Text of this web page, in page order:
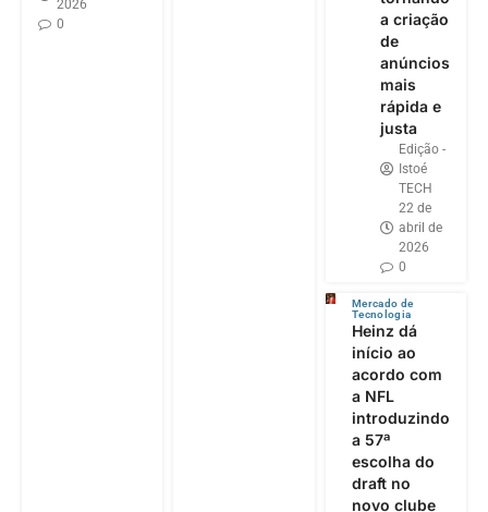
2026
0
a criação
de
anúncios
mais
rápida e
justa
Edição -
Istoé
TECH
22 de
abril de
2026
0
Mercado de
Tecnologia
Heinz dá
início ao
acordo com
a NFL
introduzindo
a 57ª
escolha do
draft no
novo clube